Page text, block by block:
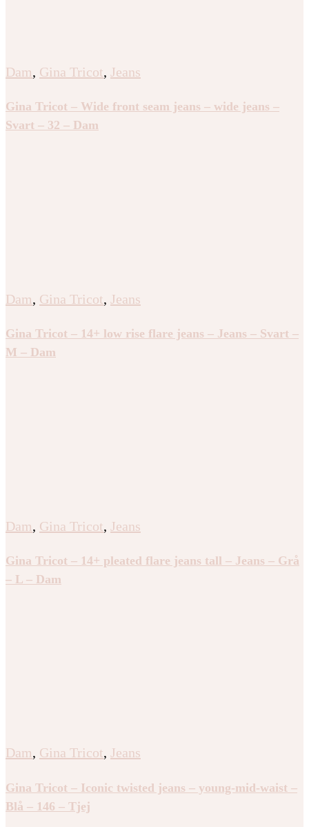
Dam, Gina Tricot, Jeans
Gina Tricot – Wide front seam jeans – wide jeans –
Svart – 32 – Dam
Dam, Gina Tricot, Jeans
Gina Tricot – 14+ low rise flare jeans – Jeans – Svart –
M – Dam
Dam, Gina Tricot, Jeans
Gina Tricot – 14+ pleated flare jeans tall – Jeans – Grå
– L – Dam
Dam, Gina Tricot, Jeans
Gina Tricot – Iconic twisted jeans – young-mid-waist –
Blå – 146 – Tjej